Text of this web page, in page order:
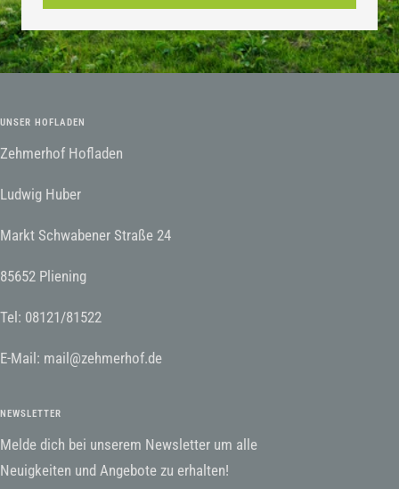
UNSER HOFLADEN
Zehmerhof Hofladen
Ludwig Huber
Markt Schwabener Straße 24
85652 Pliening
Tel: 08121/81522
E-Mail: mail@zehmerhof.de
NEWSLETTER
Melde dich bei unserem Newsletter um alle
Neuigkeiten und Angebote zu erhalten!